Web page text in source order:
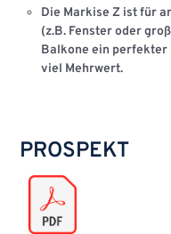
Die Markise Z ist für
(z.B. Fenster oder
Balkone ein
viel Mehrwert.
PROSPEKT